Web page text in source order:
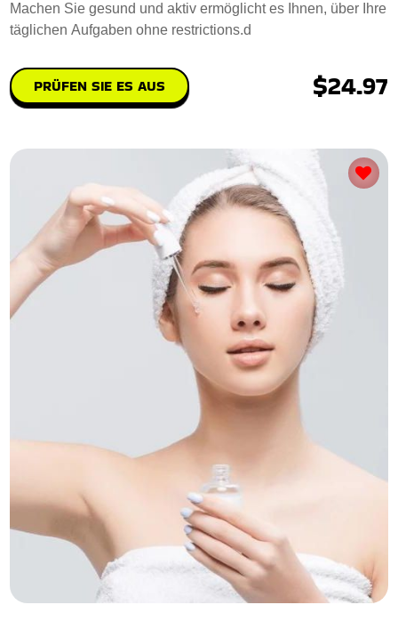
Machen Sie gesund und aktiv ermöglicht es Ihnen, über Ihre
täglichen Aufgaben ohne restrictions.d
PRÜFEN SIE ES AUS $24.97